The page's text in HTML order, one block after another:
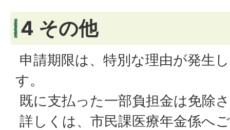
4 その他
申請期限は、特別な理由が発生
す。
既に支払った一部負担金は免除
詳しくは、市民課医療年金係へ